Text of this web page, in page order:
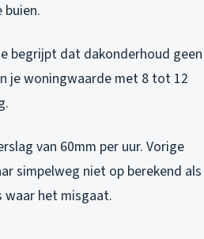
begrijpt dat dakonderhoud geen
je woningwaarde met 8 tot 12
van 60mm per uur. Vorige
simpelweg niet op berekend als
waar het misgaat.